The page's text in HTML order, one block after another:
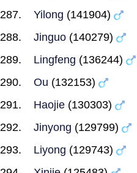
Yilong (141904)
Jinguo (140279)
Lingfeng (136244)
Ou (132153)
Haojie (130303)
Jinyong (129799)
Liyong (129743)